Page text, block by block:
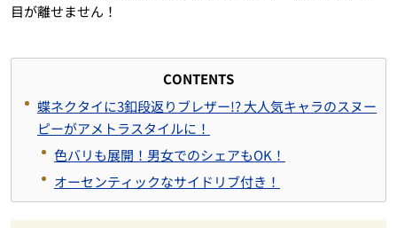
目が離せません！
CONTENTS
蝶ネクタイに3釦段返りブレザー!? 大人気キャラのスヌー
ピーがアメトラスタイルに！
色バリも展開！男女でのシェアもOK！
オーセンティックなサイドリブ付き！